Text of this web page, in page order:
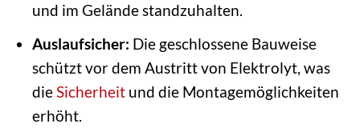
und im Gelände standzuhalten.
Auslaufsicher: Die geschlossene Bauweise
schützt vor dem Austritt von Elektrolyt, was
die Sicherheitund die Montagemöglichkeiten
erhöht.